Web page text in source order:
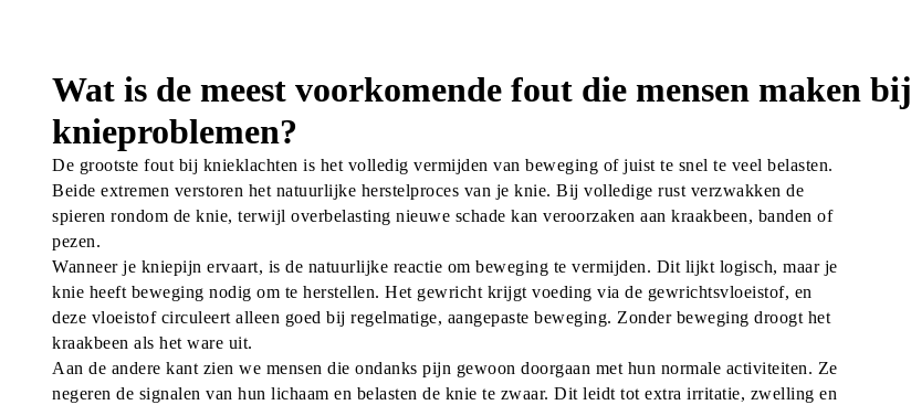
Wat is de meest voorkomende fout die mensen maken bij
knieproblemen?
De grootste fout bij knieklachten is het volledig vermijden van beweging of juist te snel te veel belasten.
Beide extremen verstoren het natuurlijke herstelproces van je knie. Bij volledige rust verzwakken de
spieren rondom de knie, terwijl overbelasting nieuwe schade kan veroorzaken aan kraakbeen, banden of
pezen.
Wanneer je kniepijn ervaart, is de natuurlijke reactie om beweging te vermijden. Dit lijkt logisch, maar je
knie heeft beweging nodig om te herstellen. Het gewricht krijgt voeding via de gewrichtsvloeistof, en
deze vloeistof circuleert alleen goed bij regelmatige, aangepaste beweging. Zonder beweging droogt het
kraakbeen als het ware uit.
Aan de andere kant zien we mensen die ondanks pijn gewoon doorgaan met hun normale activiteiten. Ze
negeren de signalen van hun lichaam en belasten de knie te zwaar. Dit leidt tot extra irritatie, zwelling en